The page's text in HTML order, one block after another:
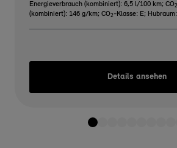
Energieverbrauch (kombiniert): 6,5 l/100 km; CO2
(kombiniert): 146 g/km; CO2 -Klasse: E;
Details ansehen